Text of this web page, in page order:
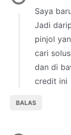
Saya
Jadi
pinjol
cari
dan di
credit ini
BALAS